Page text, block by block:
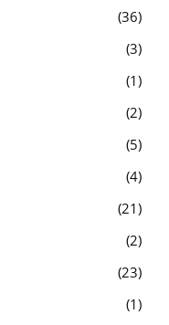
36
3
1
2
5
4
21
2
23
1